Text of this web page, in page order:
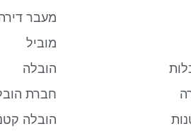
מעבר
מוביל
הובלה
חברת
הובלה